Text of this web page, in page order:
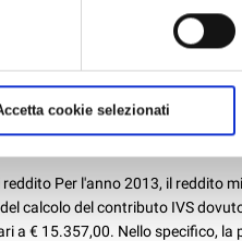
cookie selezionati
ATTIVITÀ COMMERCIALI:
Per l'anno 2013, il reddito
calcolo del contributo IVS
a € 15.357,00. Nello specifico, la